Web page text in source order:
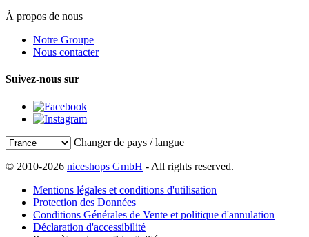
À propos de nous
Notre Groupe
Nous contacter
Suivez-nous sur
Changer de pays / langue
© 2010-2026 niceshops GmbH - All rights reserved.
Mentions légales et conditions d'utilisation
Protection des Données
Conditions Générales de Vente et politique d'annulation
Déclaration d'accessibilité